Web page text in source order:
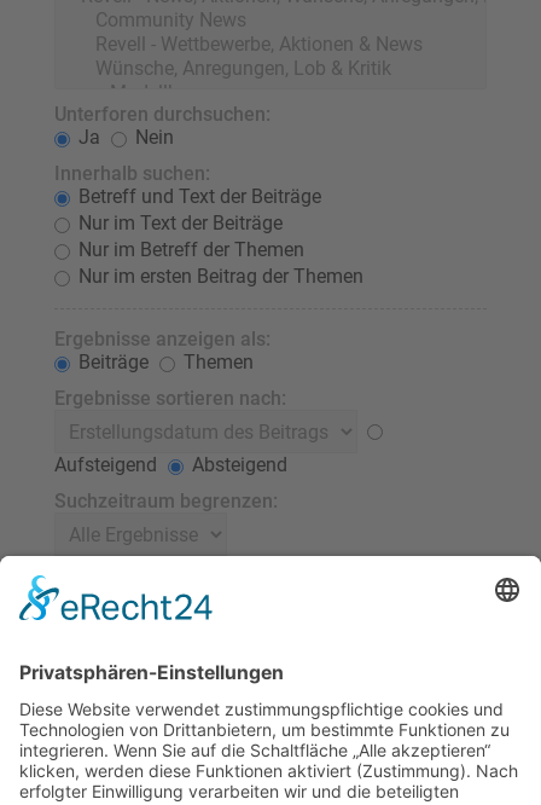
Unterforen durchsuchen:
Ja
Nein
Innerhalb suchen:
Betreff und Text der Beiträge
Nur im Text der Beiträge
Nur im Betreff der Themen
Nur im ersten Beitrag der Themen
Ergebnisse anzeigen als:
Beiträge
Themen
Ergebnisse sortieren nach:
Aufsteigend
Absteigend
Suchzeitraum begrenzen:
Stelle 0 als Wert ein, damit der komplette Beitrag
angezeigt wird.